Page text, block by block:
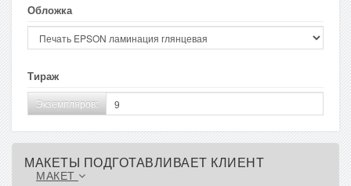
Обложка
Тираж
Экземпляров:
МАКЕТЫ ПОДГОТАВЛИВАЕТ КЛИЕНТ
МАКЕТ